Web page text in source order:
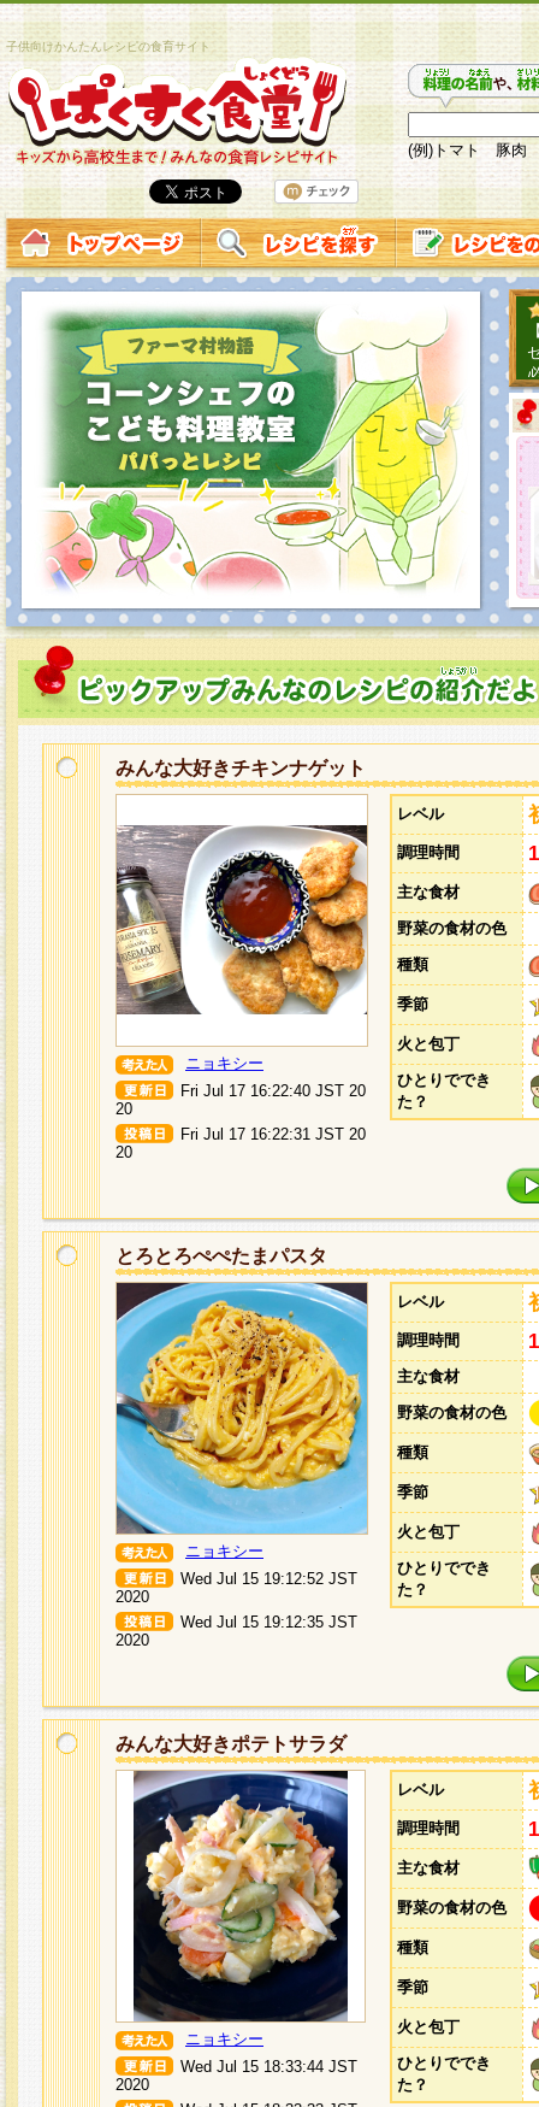
子供向けかんたんレシピの食育サイト
(例)トマト 豚肉
みんな大好きチキンナゲット
ニョキシー
Fri Jul 17 16:22:40 JST 20
20
Fri Jul 17 16:22:31 JST 20
20
レベル
調理時間
主な食材
野菜の食材の色
種類
季節
火と包丁
ひとりででき
た？
とろとろぺぺたまパスタ
ニョキシー
Wed Jul 15 19:12:52 JST
2020
Wed Jul 15 19:12:35 JST
2020
レベル
調理時間
主な食材
野菜の食材の色
種類
季節
火と包丁
ひとりででき
た？
みんな大好きポテトサラダ
ニョキシー
Wed Jul 15 18:33:44 JST
2020
レベル
調理時間
主な食材
野菜の食材の色
種類
季節
火と包丁
ひとりででき
た？